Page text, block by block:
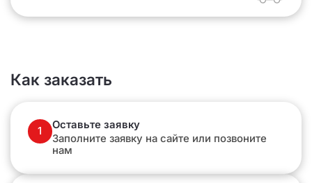
Как заказать
1
Оставьте заявку
Заполните заявку на сайте или позвоните
нам